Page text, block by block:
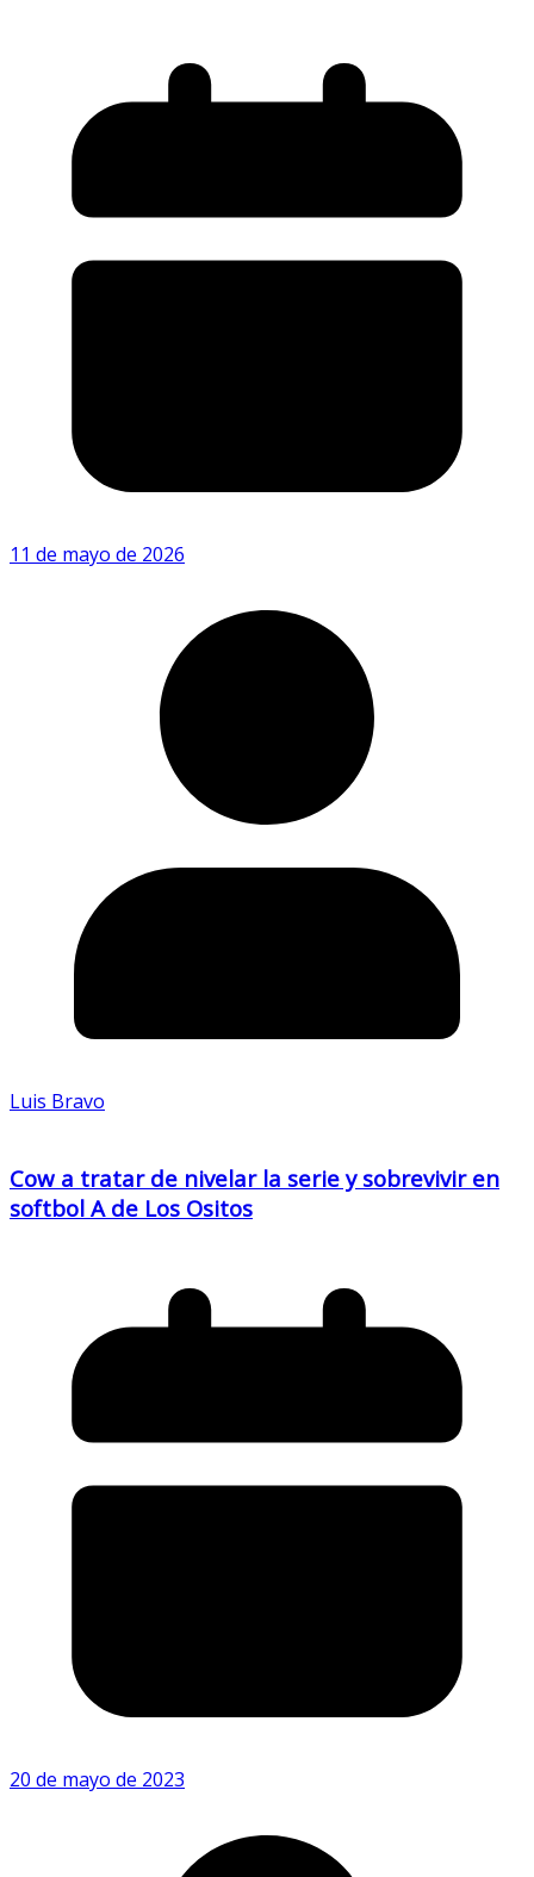
11 de mayo de 2026
Luis Bravo
Cow a tratar de nivelar la serie y sobrevivir en
softbol A de Los Ositos
20 de mayo de 2023